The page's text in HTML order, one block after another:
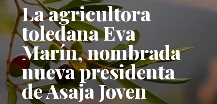
La agricultora
toledana Eva
Marín, nombrada
nueva presidenta
de Asaja Joven